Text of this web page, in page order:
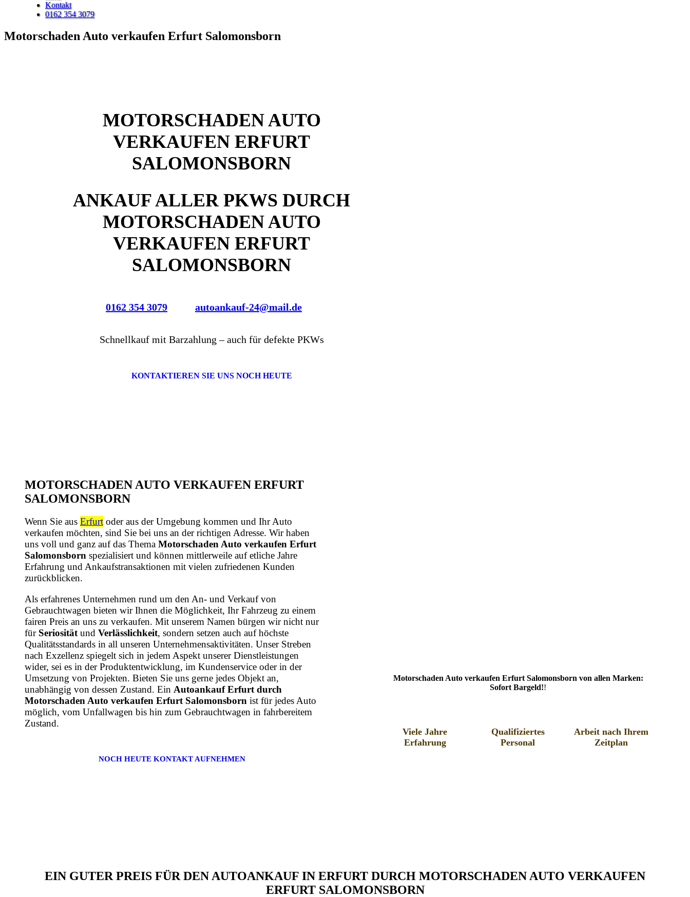
Kontakt
0162 354 3079
Motorschaden Auto verkaufen Erfurt Salomonsborn
MOTORSCHADEN AUTO
VERKAUFEN ERFURT
SALOMONSBORN
ANKAUF ALLER PKWS DURCH
MOTORSCHADEN AUTO
VERKAUFEN ERFURT
SALOMONSBORN
0162 354 3079 autoankauf-24@mail.de
Schnellkauf mit Barzahlung – auch für defekte PKWs
KONTAKTIEREN SIE UNS NOCH HEUTE
MOTORSCHADEN AUTO VERKAUFEN ERFURT
SALOMONSBORN
Wenn Sie aus Erfurt oder aus der Umgebung kommen und Ihr Auto
verkaufen möchten, sind Sie bei uns an der richtigen Adresse. Wir haben
uns voll und ganz auf das Thema Motorschaden Auto verkaufen Erfurt
Salomonsborn spezialisiert und können mittlerweile auf etliche Jahre
Erfahrung und Ankaufstransaktionen mit vielen zufriedenen Kunden
zurückblicken.
Als erfahrenes Unternehmen rund um den An- und Verkauf von
Gebrauchtwagen bieten wir Ihnen die Möglichkeit, Ihr Fahrzeug zu einem
fairen Preis an uns zu verkaufen. Mit unserem Namen bürgen wir nicht nur
für Seriosität und Verlässlichkeit, sondern setzen auch auf höchste
Qualitätsstandards in all unseren Unternehmensaktivitäten. Unser Streben
nach Exzellenz spiegelt sich in jedem Aspekt unserer Dienstleistungen
wider, sei es in der Produktentwicklung, im Kundenservice oder in der
Umsetzung von Projekten. Bieten Sie uns gerne jedes Objekt an,
unabhängig von dessen Zustand. Ein Autoankauf Erfurt durch
Motorschaden Auto verkaufen Erfurt Salomonsborn ist für jedes Auto
möglich, vom Unfallwagen bis hin zum Gebrauchtwagen in fahrbereitem
Zustand.
NOCH HEUTE KONTAKT AUFNEHMEN
Motorschaden Auto verkaufen Erfurt Salomonsborn von allen Marken:
Sofort Bargeld!!
Viele Jahre
Erfahrung
Qualifiziertes
Personal
Arbeit nach Ihrem
Zeitplan
EIN GUTER PREIS FÜR DEN AUTOANKAUF IN ERFURT DURCH MOTORSCHADEN AUTO VERKAUFEN
ERFURT SALOMONSBORN